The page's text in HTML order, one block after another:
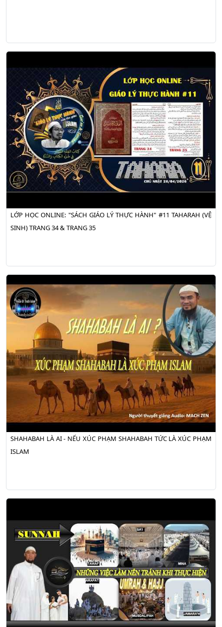
LỚP HỌC ONLINE: "SÁCH GIÁO LÝ THỰC HÀNH" #11 TAHARAH (VỆ
SINH) TRANG 34 & TRANG 35
SHAHABAH LÀ AI - NẾU XÚC PHẠM SHAHABAH TỨC LÀ XÚC PHẠM
ISLAM